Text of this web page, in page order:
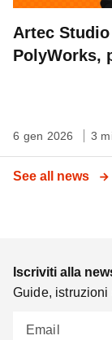
Artec
PolyWorks,
6 gen 2026 3
See all news
Iscriviti alla
Guide, istruzioni
Email